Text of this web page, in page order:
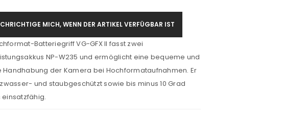
MICH, WENN DER ARTIKEL VERFÜGBAR IST
Batteriegriff VG-GFX II fasst zwei
NP-W235 und ermöglicht eine bequeme und
Handhabung der Kamera bei Hochformataufnahmen. Er
und staubgeschützt sowie bis minus 10 Grad
einsatzfähig.